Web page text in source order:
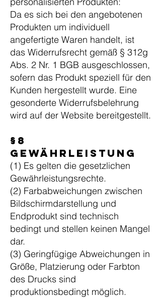
Da es sich bei den angebotenen
Produkten um individuell
angefertigte Waren handelt, ist
das Widerrufsrecht gemäß § 312g
Abs. 2 Nr. 1 BGB ausgeschlossen,
sofern das Produkt speziell für den
Kunden hergestellt wurde. Eine
gesonderte Widerrufsbelehrung
wird auf der Website bereitgestellt.
§8
Gewährleistung
(1) Es gelten die gesetzlichen
Gewährleistungsrechte.
(2) Farbabweichungen zwischen
Bildschirmdarstellung und
Endprodukt sind technisch
bedingt und stellen keinen Mangel
dar.
(3) Geringfügige Abweichungen in
Größe, Platzierung oder Farbton
des Drucks sind
produktionsbedingt möglich.